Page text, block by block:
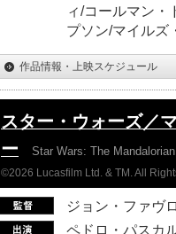
ィ/コールマン・
プソン/マイルズ
作品情報・上映スケジュール
スター・ウォーズ／
ー
Star Wars: The
©2026 Lucasfilm Ltd. & TM. All
ジョン・ファヴ
ペドロ・パスカ